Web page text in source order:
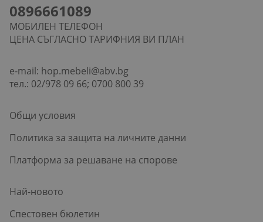
0896661089
МОБИЛЕН ТЕЛЕФОН
ЦЕНА СЪГЛАСНО ТАРИФНИЯ ВИ ПЛАН
e-mail: hop.mebeli@abv.bg
тел.: 02/978 09 66; 0700 800 39
Общи условия
Политика за защита на личните данни
Платформа за решаване на спорове
Най-новото
Спестовен бюлетин